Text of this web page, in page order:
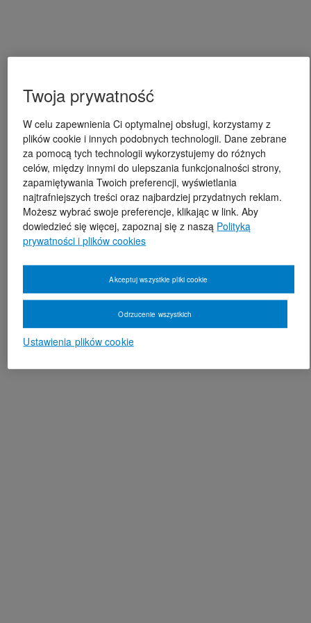
Twoja prywatność
W celu zapewnienia Ci optymalnej obsługi, korzystamy z
plików cookie i innych podobnych technologii. Dane zebrane
za pomocą tych technologii wykorzystujemy do różnych
celów, między innymi do ulepszania funkcjonalności strony,
zapamiętywania Twoich preferencji, wyświetlania
najtrafniejszych treści oraz najbardziej przydatnych reklam.
Możesz wybrać swoje preferencje, klikając w link. Aby
dowiedzieć się więcej, zapoznaj się z naszą Polityką
prywatności i plików cookies
Ustawienia plików cookie
Odrzucenie wszystkich
Akceptuj wszystkie pliki cookie